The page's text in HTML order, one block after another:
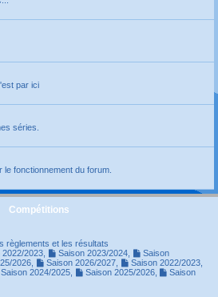
par ici
séries.
fonctionnement du forum.
Compétitions
règlements et les résultats
2022/2023, Saison 2023/2024,
Saison
2026, Saison 2026/2027, Saison 2022/2023,
Saison 2024/2025, Saison 2025/2026,
Saison